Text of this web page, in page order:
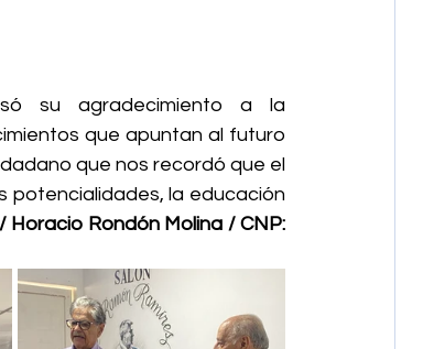
su agradecimiento a la
que apuntan al futuro
que nos recordó que el
potencialidades, la educación
Horacio Rondón Molina / CNP: